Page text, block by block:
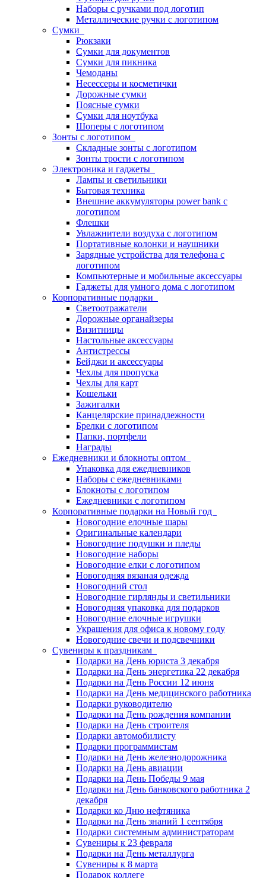
Наборы с ручками под логотип
Металлические ручки с логотипом
Сумки
Рюкзаки
Сумки для документов
Сумки для пикника
Чемоданы
Несессеры и косметички
Дорожные сумки
Поясные сумки
Сумки для ноутбука
Шоперы с логотипом
Зонты с логотипом
Складные зонты с логотипом
Зонты трости с логотипом
Электроника и гаджеты
Лампы и светильники
Бытовая техника
Внешние аккумуляторы power bank с
логотипом
Флешки
Увлажнители воздуха с логотипом
Портативные колонки и наушники
Зарядные устройства для телефона с
логотипом
Компьютерные и мобильные аксессуары
Гаджеты для умного дома с логотипом
Корпоративные подарки
Светоотражатели
Дорожные органайзеры
Визитницы
Настольные аксессуары
Антистрессы
Бейджи и аксессуары
Чехлы для пропуска
Чехлы для карт
Кошельки
Зажигалки
Канцелярские принадлежности
Брелки с логотипом
Папки, портфели
Награды
Ежедневники и блокноты оптом
Упаковка для ежедневников
Наборы с ежедневниками
Блокноты с логотипом
Ежедневники с логотипом
Корпоративные подарки на Новый год
Новогодние елочные шары
Оригинальные календари
Новогодние подушки и пледы
Новогодние наборы
Новогодние елки с логотипом
Новогодняя вязаная одежда
Новогодний стол
Новогодние гирлянды и светильники
Новогодняя упаковка для подарков
Новогодние елочные игрушки
Украшения для офиса к новому году
Новогодние свечи и подсвечники
Сувениры к праздникам
Подарки на День юриста 3 декабря
Подарки на День энергетика 22 декабря
Подарки на День России 12 июня
Подарки на День медицинского работника
Подарки руководителю
Подарки на День рождения компании
Подарки на День строителя
Подарки автомобилисту
Подарки программистам
Подарки на День железнодорожника
Подарки на День авиации
Подарки на День Победы 9 мая
Подарки на День банковского работника 2
декабря
Подарки ко Дню нефтяника
Подарки на День знаний 1 сентября
Подарки системным администраторам
Сувениры к 23 февраля
Подарки на День металлурга
Сувениры к 8 марта
Подарок коллеге